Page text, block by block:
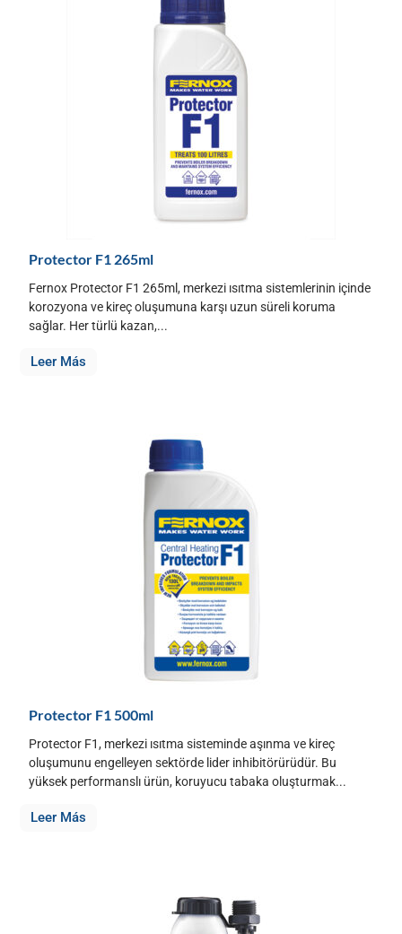
Protector F1 265ml
Fernox Protector F1 265ml, merkezi ısıtma sistemlerinin içinde
korozyona ve kireç oluşumuna karşı uzun süreli koruma
sağlar. Her türlü kazan,...
Leer Más
Protector F1 500ml
Protector F1, merkezi ısıtma sisteminde aşınma ve kireç
oluşumunu engelleyen sektörde lider inhibitörürüdür. Bu
yüksek performanslı ürün, koruyucu tabaka oluşturmak...
Leer Más